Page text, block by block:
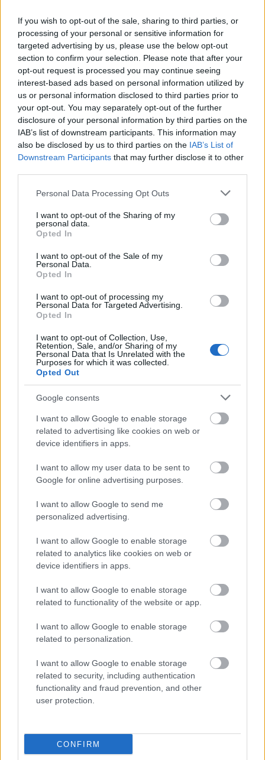
If you wish to opt-out of the sale, sharing to third parties, or
processing of your personal or sensitive information for
targeted advertising by us, please use the below opt-out
section to confirm your selection. Please note that after your
opt-out request is processed you may continue seeing
interest-based ads based on personal information utilized by
us or personal information disclosed to third parties prior to
your opt-out. You may separately opt-out of the further
disclosure of your personal information by third parties on the
IAB’s list of downstream participants. This information may
also be disclosed by us to third parties on the IAB’s List of
Downstream Participants that may further disclose it to other
Please note that this website/app uses one or more Google
not limited to your visit or usage behaviour. You may click to
grant or deny consent to Google and its third-party tags to
use your data for below specified purposes in below Google
consent section.
Personal Data Processing Opt Outs
I want to opt-out of the Sharing of my
personal data.
Opted In
I want to opt-out of the Sale of my
Personal Data.
Opted In
I want to opt-out of processing my
Personal Data for Targeted Advertising.
Opted In
I want to opt-out of Collection, Use,
Retention, Sale, and/or Sharing of my
Personal Data that Is Unrelated with the
Purposes for which it was collected.
Opted Out
Google consents
I want to allow Google to enable storage
related to advertising like cookies on web or
device identifiers in apps.
I want to allow my user data to be sent to
Google for online advertising purposes.
I want to allow Google to send me
personalized advertising.
I want to allow Google to enable storage
related to analytics like cookies on web or
device identifiers in apps.
I want to allow Google to enable storage
related to functionality of the website or app.
I want to allow Google to enable storage
related to personalization.
I want to allow Google to enable storage
related to security, including authentication
functionality and fraud prevention, and other
user protection.
CONFIRM
A márkabiztonság 5 pontja
Brand safety blog•2019. április 17.
tartalmi környezet, és ezzel egyidejűleg hogyan
terjeszthető ki a kiadványok tartalmi minősége a
határozták meg a kerülendő tartalmi kategóriákat.
Az Indamedia Sales a Whitereporttal közösen
A brand safety egy biztosítás, ahol a
megelőzés a fő szempont
Incze Kingával, a Whitereport mediabrowser
megalkotójával készített interjút a Napi.hu a
februárban publikált első hazai brand safety
felméréssel kapcsolatban. A beszélgetésben a brand
safety kihívásai és veszélyei mellett sorra veszik
többek között azt is, hogy egy vállalatnak milyen
szempontokat…